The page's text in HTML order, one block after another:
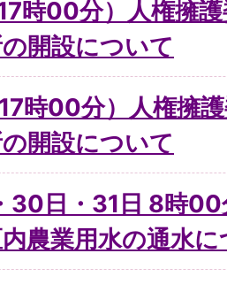
17時00分）人権擁
開設について
17時00分）人権擁
開設について
30日・31日 8時
農業用水の通水